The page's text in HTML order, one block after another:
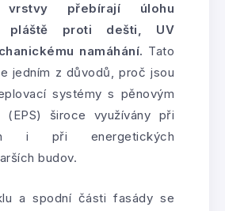
vrstvy přebírají úlohu
pláště proti dešti, UV
namáhání. Tato
jedním z důvodů, proč jsou
systémy s pěnovým
(EPS) široce využívány při
i při energetických
budov.
a spodní části fasády se